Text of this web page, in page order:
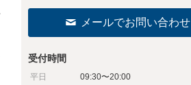
メールでお問い合わせ
受付時間
平日
09:30〜20:00